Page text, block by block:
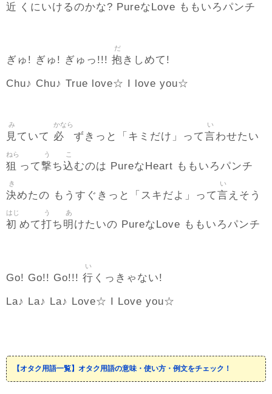
近 くにいけるのかな? PureなLove ももいろパンチ
ぎゅ! ぎゅ! ぎゅっ!!! 抱
だ
きしめて!
Chu♪ Chu♪ True love☆ I love you☆
見
み
ていて 必
かなら
ずきっと「キミだけ」って言
い
わせたい
狙
ねら
って撃
う
ち込
こ
むのは PureなHeart ももいろパンチ
決
き
めたの もうすぐきっと「スキだよ」って言
い
えそう
初
はじ
めて打
う
ち 明
あ
けたいの PureなLove ももいろパンチ
Go! Go!! Go!!! 行
い
くっきゃない!
La♪ La♪ La♪ Love☆ I Love you☆
【オタク用語一覧】オタク用語の意味・使い方・例文をチェック！